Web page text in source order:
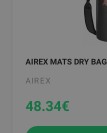
AIREX MATS DRY BAG
AIREX
48.34€